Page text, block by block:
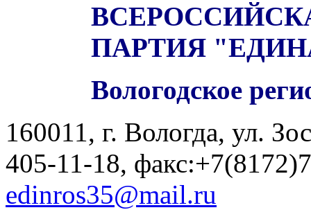
ПАРТИЯ
Вологодское
160011, г. Вологда, ул.
405-11-18,
edinros35@mail.ru